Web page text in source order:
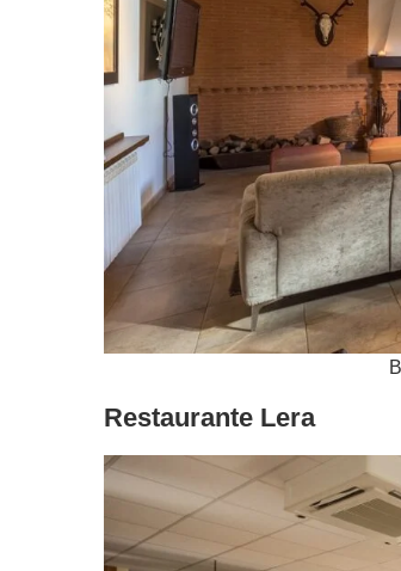
Restaurante Lera